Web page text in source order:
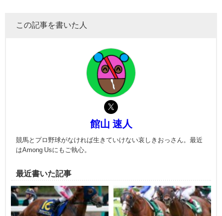
この記事を書いた人
館山 速人
競馬とプロ野球がなければ生きていけない哀しきおっさん。最近
はAmong Usにもご執心。
最近書いた記事